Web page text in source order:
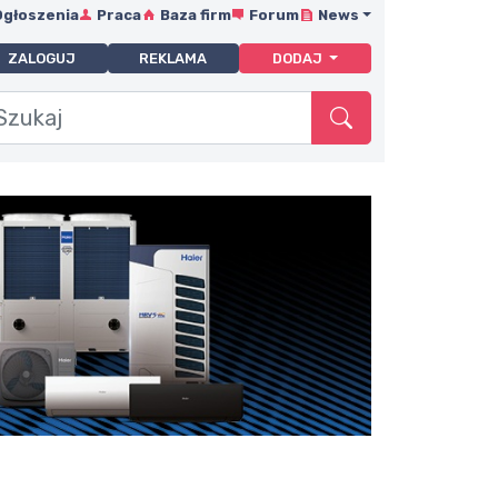
Praca Baza firm Forum News
ZALOGUJ REKLAMA DODAJ